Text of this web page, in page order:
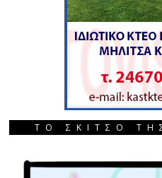
ΤΟ ΣΚΙΤΣΟ